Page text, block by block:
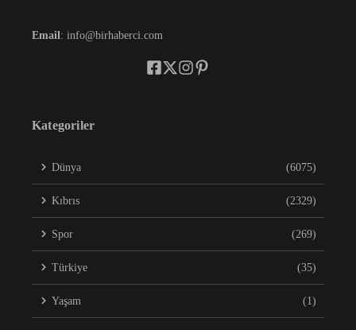
Email : info@birhaberci.com
Kategoriler
Dünya (6075)
Kıbrıs (2329)
Spor (269)
Türkiye (35)
Yaşam (1)